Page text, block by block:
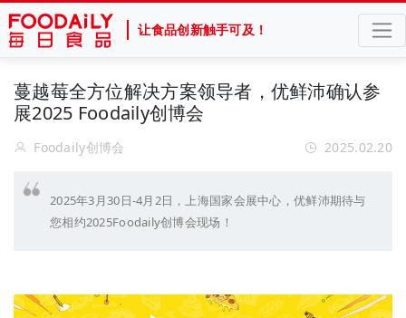
让食品创新触手可及！
蔓越莓全方位解决方案领导者，优鲜沛确认参
展2025 Foodaily创博会
Foodaily创博会 2025.02.20
2025年3月30日-4月2日，上海国家会展中心，优鲜沛期待与
您相约2025Foodaily创博会现场！